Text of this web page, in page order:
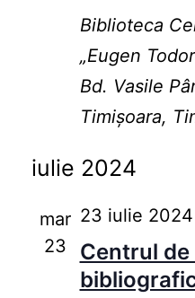
Biblioteca
„Eugen
Bd. Vasile
Timișoara,
iulie 2024
mar
23
Centrul
23 iulie